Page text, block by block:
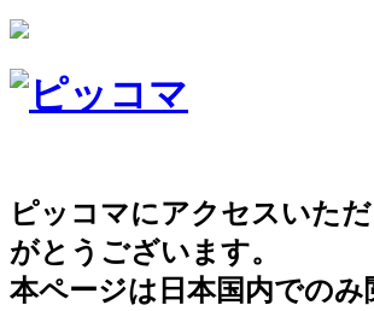
ピッコマにアクセスいた
がとうございます。
本ページは日本国内でのみ